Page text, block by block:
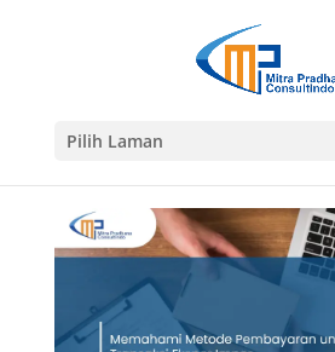
Pilih Laman